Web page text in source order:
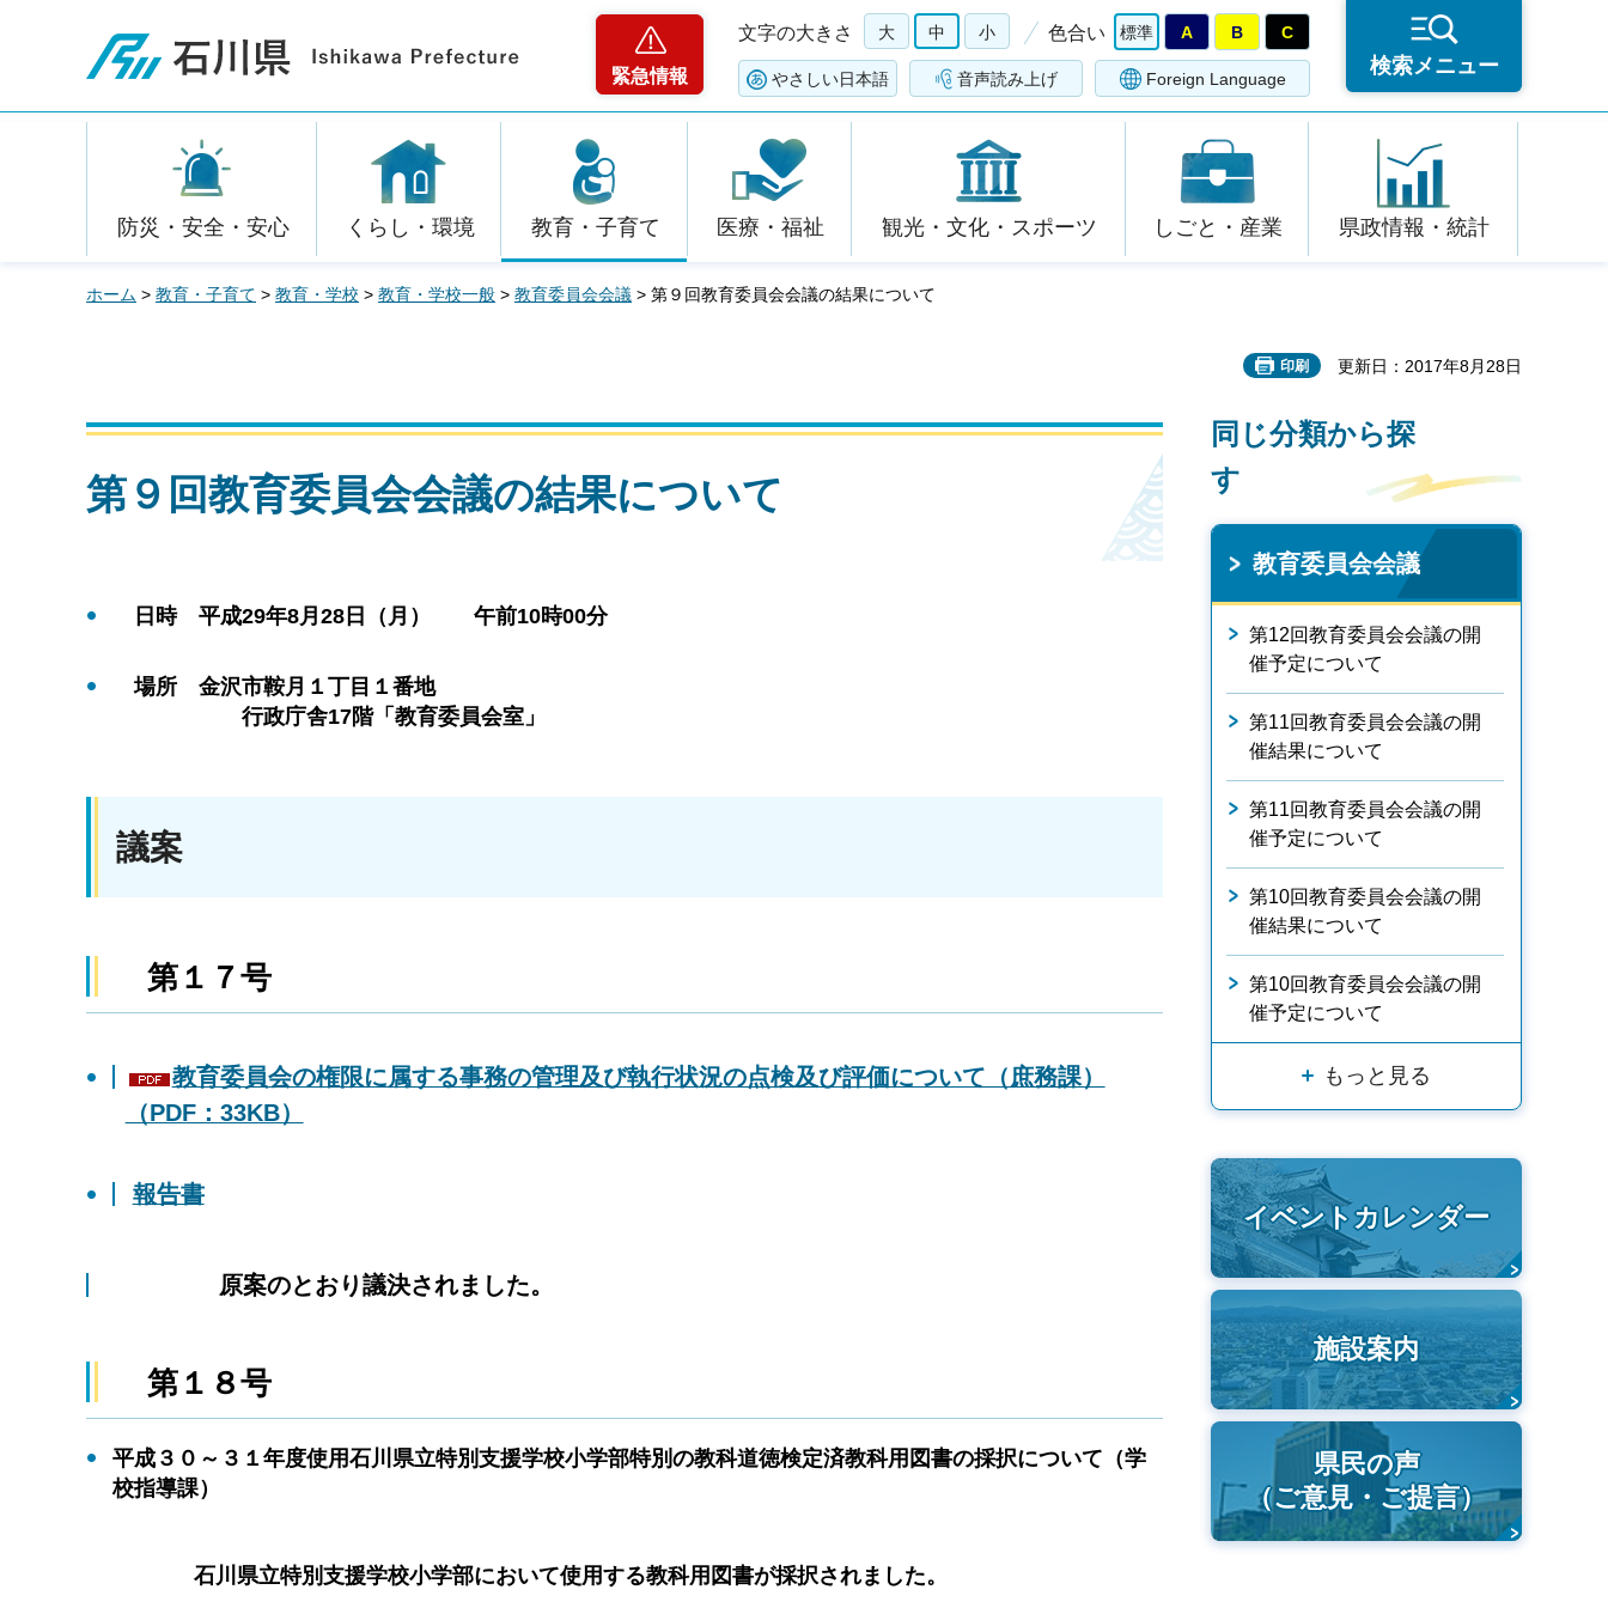
石川県
緊急情報
文字の大きさ 大 中 小 色合い 標準 A B C
やさしい日本語 音声読み上げ Foreign Language
検索メニュー
防災・安全・安心 くらし・環境 教育・子育て 医療・福祉 観光・文化・スポーツ しごと・産業 県政情報・統計
ホーム > 教育・子育て > 教育・学校 > 教育・学校一般 > 教育委員会会議 > 第９回教育委員会会議の結果について
印刷 更新日：2017年8月28日
第９回教育委員会会議の結果について
日時 平成29年8月28日（月） 午前10時00分
場所 金沢市鞍月１丁目１番地
行政庁舎17階「教育委員会室」
議案
第１７号
教育委員会の権限に属する事務の管理及び執行状況の点検及び評価について（庶務課）
（PDF：33KB）
報告書
原案のとおり議決されました。
第１８号
平成３０～３１年度使用石川県立特別支援学校小学部特別の教科道徳検定済教科用図書の採択について（学
校指導課）
石川県立特別支援学校小学部において使用する教科用図書が採択されました。
同じ分類から探
す
教育委員会会議
第12回教育委員会会議の開
催予定について
第11回教育委員会会議の開
催結果について
第11回教育委員会会議の開
催予定について
第10回教育委員会会議の開
催結果について
第10回教育委員会会議の開
催予定について
もっと見る
イベントカレンダー
施設案内
県民の声
（ご意見・ご提言）